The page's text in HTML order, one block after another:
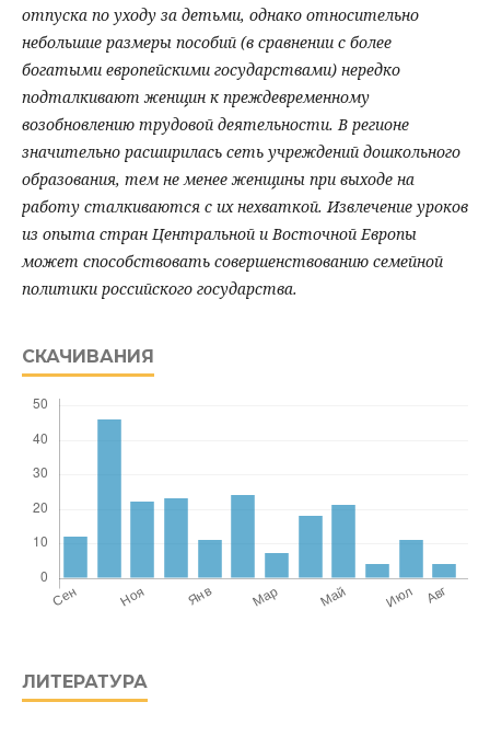
отпуска по уходу за детьми, однако относительно
небольшие размеры пособий (в сравнении с более
богатыми европейскими государствами) нередко
подталкивают женщин к преждевременному
возобновлению трудовой деятельности. В регионе
значительно расширилась сеть учреждений дошкольного
образования, тем не менее женщины при выходе на
работу сталкиваются с их нехваткой. Извлечение уроков
из опыта стран Центральной и Восточной Европы
может способствовать совершенствованию семейной
политики российского государства.
СКАЧИВАНИЯ
ЛИТЕРАТУРА